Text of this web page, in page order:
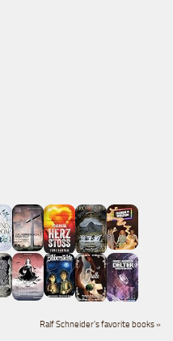
Ralf Schneider's favorite books »